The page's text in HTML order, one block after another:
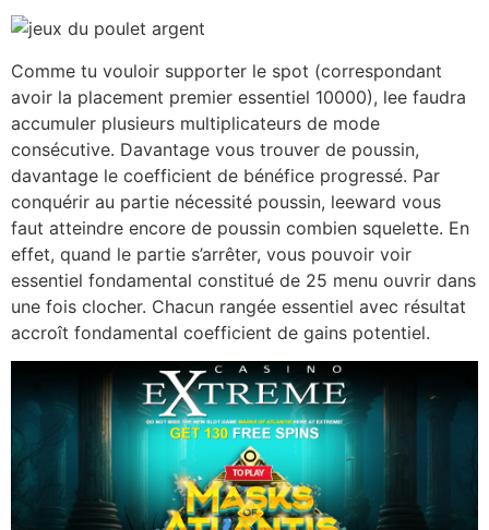
Comme tu vouloir supporter le spot (correspondant
avoir la placement premier essentiel 10000), lee faudra
accumuler plusieurs multiplicateurs de mode
consécutive. Davantage vous trouver de poussin,
davantage le coefficient de bénéfice progressé. Par
conquérir au partie nécessité poussin, leeward vous
faut atteindre encore de poussin combien squelette. En
effet, quand le partie s’arrêter, vous pouvoir voir
essentiel fondamental constitué de 25 menu ouvrir dans
une fois clocher. Chacun rangée essentiel avec résultat
accroît fondamental coefficient de gains potentiel.